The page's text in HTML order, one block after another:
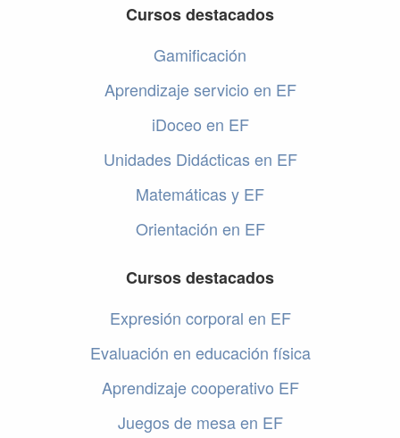
Cursos destacados
Gamificación
Aprendizaje servicio en EF
iDoceo en EF
Unidades Didácticas en EF
Matemáticas y EF
Orientación en EF
Cursos destacados
Expresión corporal en EF
Evaluación en educación física
Aprendizaje cooperativo EF
Juegos de mesa en EF